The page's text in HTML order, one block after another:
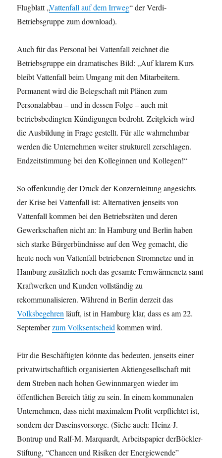
Flugblatt „Vattenfall auf dem Irrweg“ der Verdi-
Betriebsgruppe zum download).
Auch für das Personal bei Vattenfall zeichnet die
Betriebsgruppe ein dramatisches Bild: „Auf klarem Kurs
bleibt Vattenfall beim Umgang mit den Mitarbeitern.
Permanent wird die Belegschaft mit Plänen zum
Personalabbau – und in dessen Folge – auch mit
betriebsbedingten Kündigungen bedroht. Zeitgleich wird
die Ausbildung in Frage gestellt. Für alle wahrnehmbar
werden die Unternehmen weiter strukturell zerschlagen.
Endzeitstimmung bei den Kolleginnen und Kollegen!“
So offenkundig der Druck der Konzernleitung angesichts
der Krise bei Vattenfall ist: Alternativen jenseits von
Vattenfall kommen bei den Betriebsräten und deren
Gewerkschaften nicht an: In Hamburg und Berlin haben
sich starke Bürgerbündnisse auf den Weg gemacht, die
heute noch von Vattenfall betriebenen Stromnetze und in
Hamburg zusätzlich noch das gesamte Fernwärmenetz samt
Kraftwerken und Kunden vollständig zu
rekommunalisieren. Während in Berlin derzeit das
Volksbegehren läuft, ist in Hamburg klar, dass es am 22.
Septemberzum Volksentscheid kommen wird.
Für die Beschäftigten könnte das bedeuten, jenseits einer
privatwirtschaftlich organisierten Aktiengesellschaft mit
dem Streben nach hohen Gewinnmargen wieder im
öffentlichen Bereich tätig zu sein. In einem kommunalen
Unternehmen, dass nicht maximalem Profit verpflichtet ist,
sondern der Daseinsvorsorge. (Siehe auch: Heinz-J.
Bontrup und Ralf-M. Marquardt, Arbeitspapier derBöckler-
Stiftung, “Chancen und Risiken der Energiewende”